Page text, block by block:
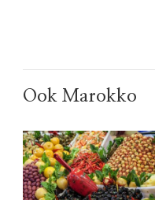
Ook Marokko